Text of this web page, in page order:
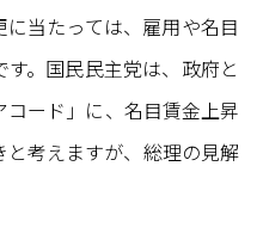
当たっては、雇用や名目
。国民民主党は、政府と
ード」に、名目賃金上昇
考えますが、総理の見解